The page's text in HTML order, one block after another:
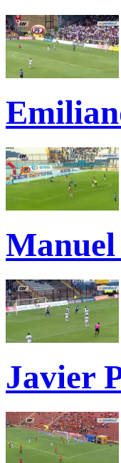
Manuel
Javier